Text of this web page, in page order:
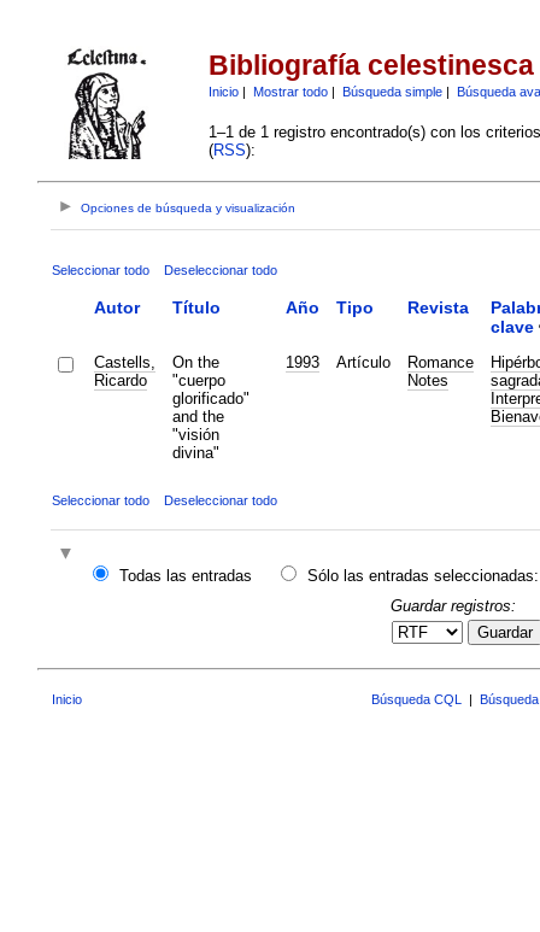
Bibliografía celestinesca
Inicio| Mostrar todo| Búsqueda simple| Búsqueda
1–1 de 1 registro encontrado(s) con los
(RSS):
Opciones de búsqueda y visualización
Seleccionar todo Deseleccionar todo
Autor Título Año Tipo Revista
clave
Castells,
Ricardo
On the
"cuerpo
glorificado"
and the
"visión
divina"
1993 Artículo
Romance
Notes
Seleccionar todo Deseleccionar todo
Todas las entradas
Sólo las entradas seleccionadas:
Guardar registros:
Guardar
Inicio Búsqueda CQL